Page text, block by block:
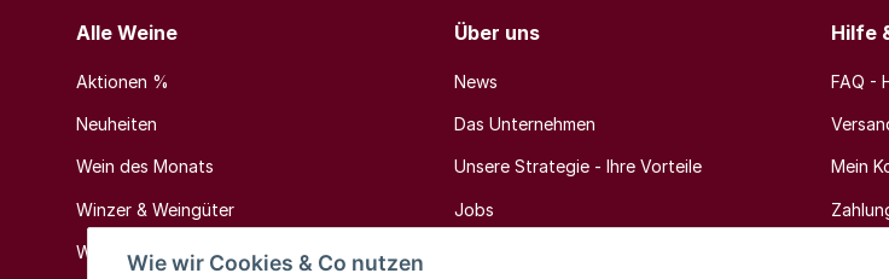
Wie wir Cookies & Co nutzen
Alle Weine
Aktionen %
Neuheiten
Wein des Monats
Winzer & Weingüter
Weinländer & Weinregionen
Über uns
News
Das Unternehmen
Unsere Strategie - Ihre Vorteile
Jobs
Hilfe
FAQ -
Mein